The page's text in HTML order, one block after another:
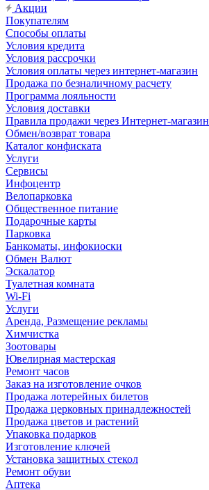
Акции
Покупателям
Способы оплаты
Условия кредита
Условия рассрочки
Условия оплаты через интернет-магазин
Продажа по безналичному расчету
Программа лояльности
Условия доставки
Правила продажи через Интернет-магазин
Обмен/возврат товара
Каталог конфиската
Услуги
Сервисы
Инфоцентр
Велопарковка
Общественное питание
Подарочные карты
Парковка
Банкоматы, инфокиоски
Обмен Валют
Эскалатор
Туалетная комната
Wi-Fi
Услуги
Аренда, Размещение рекламы
Химчистка
Зоотовары
Ювелирная мастерская
Ремонт часов
Заказ на изготовление очков
Продажа лотерейных билетов
Продажа церковных принадлежностей
Продажа цветов и растений
Упаковка подарков
Изготовление ключей
Установка защитных стекол
Ремонт обуви
Аптека